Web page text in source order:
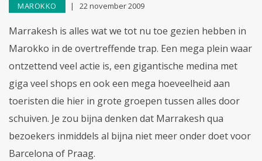
MAROKKO 22 november 2009
Marrakesh is alles wat we tot nu toe gezien hebben in
Marokko in de overtreffende trap. Een mega plein waar
ontzettend veel actie is, een gigantische medina met
giga veel shops en ook een mega hoeveelheid aan
toeristen die hier in grote groepen tussen alles door
schuiven. Je zou bijna denken dat Marrakesh qua
bezoekers inmiddels al bijna niet meer onder doet voor
Barcelona of Praag.